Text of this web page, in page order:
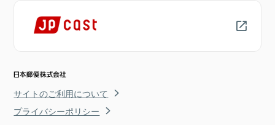
サイトのご利用について
プライバシーポリシー